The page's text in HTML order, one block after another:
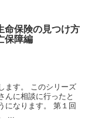
命保険の見つけ方
保障編
ます。 このシリーズ
んに相談に行ったと
になります。 第１回
...